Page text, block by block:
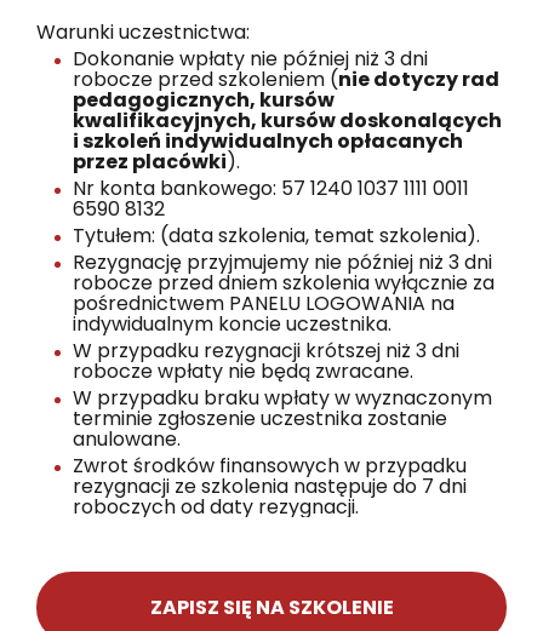
Warunki uczestnictwa:
Dokonanie wpłaty nie później niż 3 dni
robocze przed szkoleniem (nie dotyczy rad
pedagogicznych, kursów
kwalifikacyjnych, kursów doskonalących
i szkoleń indywidualnych opłacanych
przez placówki).
Nr konta bankowego: 57 1240 1037 1111 0011
6590 8132
Tytułem: (data szkolenia, temat szkolenia).
Rezygnację przyjmujemy nie później niż 3 dni
robocze przed dniem szkolenia wyłącznie za
pośrednictwem PANELU LOGOWANIA na
indywidualnym koncie uczestnika.
W przypadku rezygnacji krótszej niż 3 dni
robocze wpłaty nie będą zwracane.
W przypadku braku wpłaty w wyznaczonym
terminie zgłoszenie uczestnika zostanie
anulowane.
Zwrot środków finansowych w przypadku
rezygnacji ze szkolenia następuje do 7 dni
roboczych od daty rezygnacji.
ZAPISZ SIĘ NA SZKOLENIE